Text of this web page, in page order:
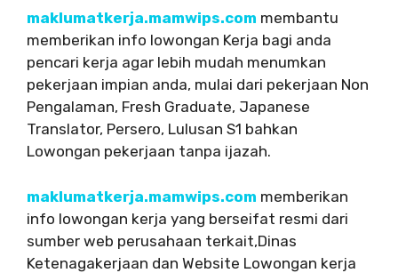
maklumatkerja.mamwips.com membantu
memberikan info lowongan Kerja bagi anda
pencari kerja agar lebih mudah menumkan
pekerjaan impian anda, mulai dari pekerjaan Non
Pengalaman, Fresh Graduate, Japanese
Translator, Persero, Lulusan S1 bahkan
Lowongan pekerjaan tanpa ijazah.
maklumatkerja.mamwips.com memberikan
info lowongan kerja yang berseifat resmi dari
sumber web perusahaan terkait,Dinas
Ketenagakerjaan dan Website Lowongan kerja